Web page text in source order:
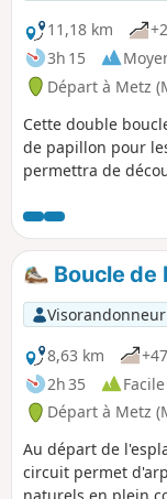
11,18 km
3h 15
Départ à Metz
Cette double
de papillon pour
permettra de
de Metz : Seille,
Moselle. Un écrin
centre-ville. TER
via la Gare de
Boucle de
Visorandonneur
8,63 km
2h 35
Facile
Départ à Metz
Au départ de
circuit permet